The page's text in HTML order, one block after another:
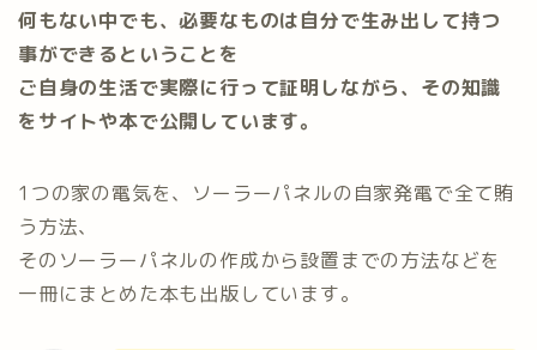
何もない中でも、必要なものは自分で生み出して持つ
事ができるということを
ご自身の生活で実際に行って証明しながら、その知識
をサイトや本で公開しています。
1つの家の電気を、ソーラーパネルの自家発電で全て賄
う方法、
そのソーラーパネルの作成から設置までの方法などを
一冊にまとめた本も出版しています。